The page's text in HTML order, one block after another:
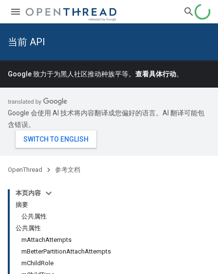
当前 API
Google 致力于为黑人社区推动种族平等。 查看具体行动。
Google 会使用 AI 技术将内容翻译成您偏好的语言。AI 翻译可能包
含错误。
OpenThread 参考文档
本页内容
摘要
公共属性
公共属性
mAttachAttempts
mBetterPartitionAttachAttempts
mChildRole